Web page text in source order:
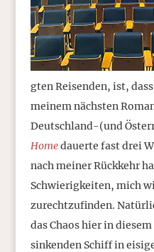
gten Reisenden, ist,
meinem nächsten
Deutschland-(und
Homedauerte fast drei
nach meiner Rückkehr
Schwierigkeiten, mich
zurechtzufinden.
das Chaos hier in
sinkenden Schiff in